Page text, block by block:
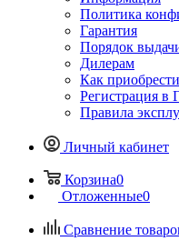
Политика
Гарантия
Порядок
Дилерам
Как
Регистрация
Правила
Личный кабинет
Корзина0
Отложенные0
Сравнение